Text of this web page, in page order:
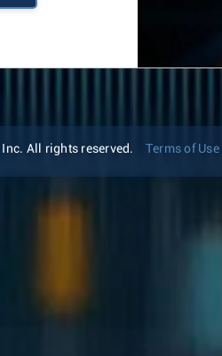
All rights reserved. Terms of Use